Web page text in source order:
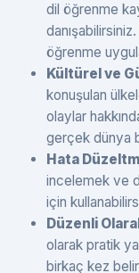
dil öğrenme
öğrenme
Kültürel ve
konuşulan
olaylar
gerçek dünya
Hata
incelemek ve
için
Düzenli
olarak pratik
birkaç kez